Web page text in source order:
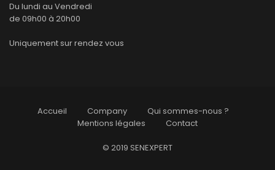
Du lundi au Vendredi
de 09h00 à 20h00
Uniquement sur rendez vous
Accueil Company
Qui sommes-nous ?
Mentions légales
Contact
© 2019 SENEXPERT